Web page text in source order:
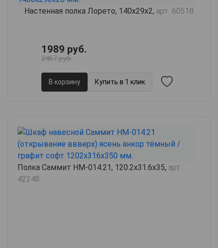
Настенная полка Лорето, 140х29х2, арт. 60518
1989 руб.
2467 руб.
В корзину Купить в 1 клик
Полка Саммит НМ-014.21, 120.2х31.6х35, арт.
42248